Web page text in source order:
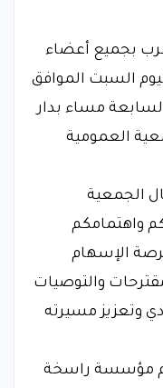
بجميع أعضاء
السبت الموافق
السابعة مساء بدار
العمومية
الجمعية
واهتمامكم
الإسهام
والتوصيات
وتعزيز مسيرته
مؤسسة راسخة